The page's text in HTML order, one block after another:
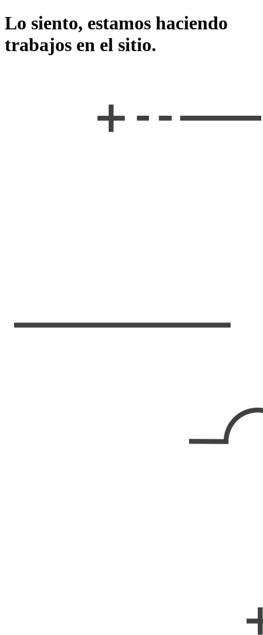
Lo siento, estamos haciendo
trabajos en el sitio.